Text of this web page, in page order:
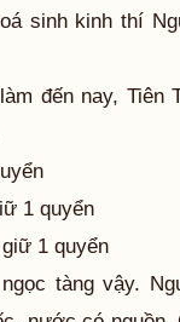
sinh kinh thí
đến nay, Tiên
1 quyển
1 quyển
tàng vậy.